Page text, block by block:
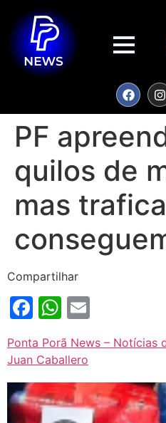
PF
quilos de
mas
Compartilhar
Facebook
WhatsApp
Ponta Porã News – Notícias
Juan Caballero